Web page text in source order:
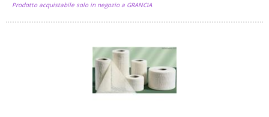
Prodotto acquistabile solo in negozio a GRANCIA